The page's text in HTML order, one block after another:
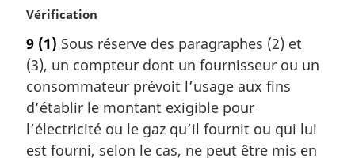
N
t
e
m
a
g
i
Vérification
9 (1) Sous réserve des paragraphes (2) et
(3), un compteur dont un fournisseur ou un
consommateur prévoit l’usage aux fins
d’établir le montant exigible pour
l’électricité ou le gaz qu’il fournit ou qui lui
est fourni, selon le cas, ne peut être mis en